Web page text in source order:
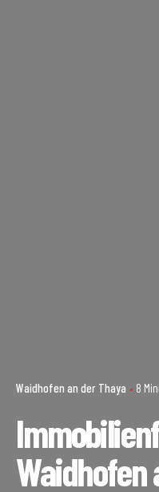
Waidhofen an der Thaya 8
Waidhofen